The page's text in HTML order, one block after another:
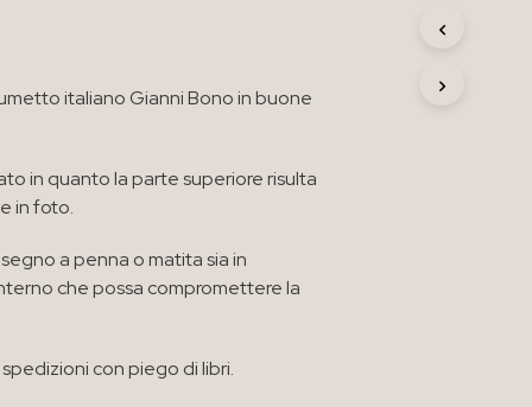
italiano Gianni Bono in buone
in quanto la parte superiore risulta
in foto.
a penna o matita sia in
che possa compromettere la
con piego di libri.